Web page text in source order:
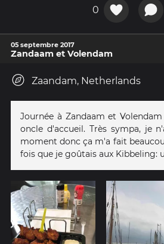
0
05 septembre 2017
Zandaam et Volendam
Zaandam, Netherlands
Journée à Zandaam et
oncle d'accueil. Très sympa, je
moment donc ça m'a fait
fois que je goûtais aux Kibbeling: